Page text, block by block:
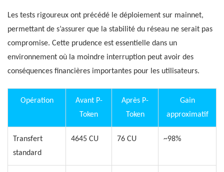
Les tests rigoureux ont précédé le déploiement sur mainnet,
permettant de s’assurer que la stabilité du réseau ne serait pas
compromise. Cette prudence est essentielle dans un
environnement où la moindre interruption peut avoir des
conséquences financières importantes pour les utilisateurs.
Opération
Avant P-
Token
Après P-
Token
Gain
approximatif
Transfert
standard
4645 CU 76 CU ~98%